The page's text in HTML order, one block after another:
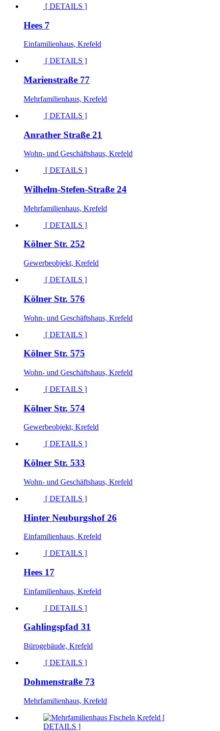
[ DETAILS ]
Hees 7
Einfamilienhaus, Krefeld
[ DETAILS ]
Marienstraße 77
Mehrfamilienhaus, Krefeld
[ DETAILS ]
Anrather Straße 21
Wohn- und Geschäftshaus, Krefeld
[ DETAILS ]
Wilhelm-Stefen-Straße 24
Mehrfamilienhaus, Krefeld
[ DETAILS ]
Kölner Str. 252
Gewerbeobjekt, Krefeld
[ DETAILS ]
Kölner Str. 576
Wohn- und Geschäftshaus, Krefeld
[ DETAILS ]
Kölner Str. 575
Wohn- und Geschäftshaus, Krefeld
[ DETAILS ]
Kölner Str. 574
Gewerbeobjekt, Krefeld
[ DETAILS ]
Kölner Str. 533
Wohn- und Geschäftshaus, Krefeld
[ DETAILS ]
Hinter Neuburgshof 26
Einfamilienhaus, Krefeld
[ DETAILS ]
Hees 17
Einfamilienhaus, Krefeld
[ DETAILS ]
Gahlingspfad 31
Bürogebäude, Krefeld
[ DETAILS ]
Dohmenstraße 73
Mehrfamilienhaus, Krefeld
[
DETAILS ]